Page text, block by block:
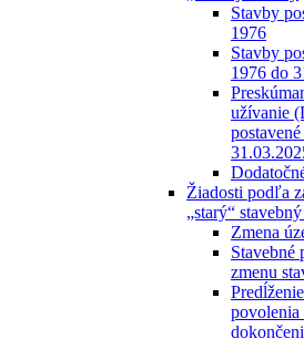
Stavby
1976
Stavby
1976 do
užívanie
Žiadosti podľa
„starý“
Zmena
Stavebné
zmenu
povolenia